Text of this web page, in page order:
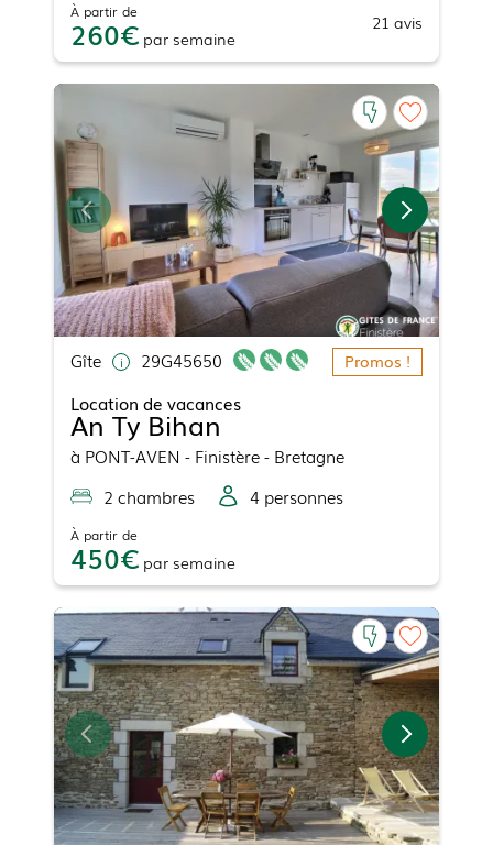
À partir de
260 par semaine
21 avis
Gîte 29G45650 Promos !
Location de vacances
An Ty Bihan
à PONT-AVEN - Finistère - Bretagne
2 chambres 4 personnes
À partir de
450 par semaine